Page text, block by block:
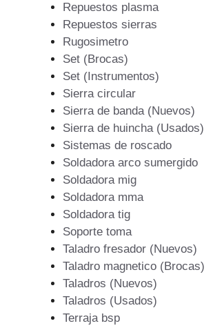
Repuestos plasma
Repuestos sierras
Rugosimetro
Set (Brocas)
Set (Instrumentos)
Sierra circular
Sierra de banda (Nuevos)
Sierra de huincha (Usados)
Sistemas de roscado
Soldadora arco sumergido
Soldadora mig
Soldadora mma
Soldadora tig
Soporte toma
Taladro fresador (Nuevos)
Taladro magnetico (Brocas)
Taladros (Nuevos)
Taladros (Usados)
Terraja bsp